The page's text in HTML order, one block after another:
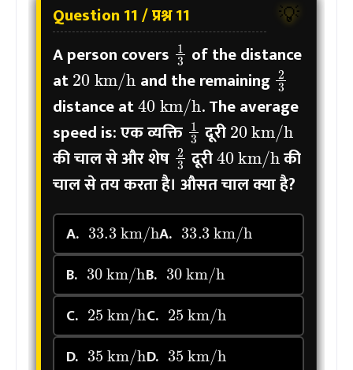
💡
Question 11 / प्रश्न 11
A person covers
13
of the distance
at
20km/h
and the remaining
23
distance at
40km/h
. The average
speed is:एक व्यक्ति
13
दूरी
20km/h
की चाल से और शेष
23
दूरी
40km/h
की
चाल से तय करता है। औसत चाल क्या है?
A.
33.3km/h
A.
33.3km/h
B.
30km/h
B.
30km/h
C.
25km/h
C.
25km/h
D.
35km/h
D.
35km/h